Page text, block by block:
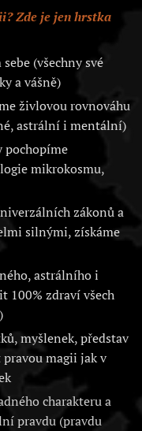
Zde je jen hrstka
(všechny své
a vášně)
živlovou rovnováhu
astrální i mentální)
pochopíme
mikrokosmu,
zákonů a
silnými, získáme
astrálního i
100% zdraví všech
myšlenek, představ
magii jak v
charakteru a
pravdu (pravdu